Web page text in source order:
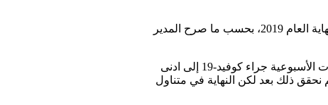
اقترب العالم، أكثر من أي وقت مضى، من القضاء على وباء كوفيد-19، الذي حصد أرواح ملايين الأشخاص منذ نهاية العام 2019، بحسب ما صرح المدير
وأكد غيبريسوس خلال مؤتمر صحافي أمس الأربعاء (14 سبتمبر 2022): « في الأسبوع الماضي تراجع عدد الوفيات الأسبوعية جراء كوفيد-19 إلى ادنى
« لم نحقق ذلك بعد لكن النهاية في متناول